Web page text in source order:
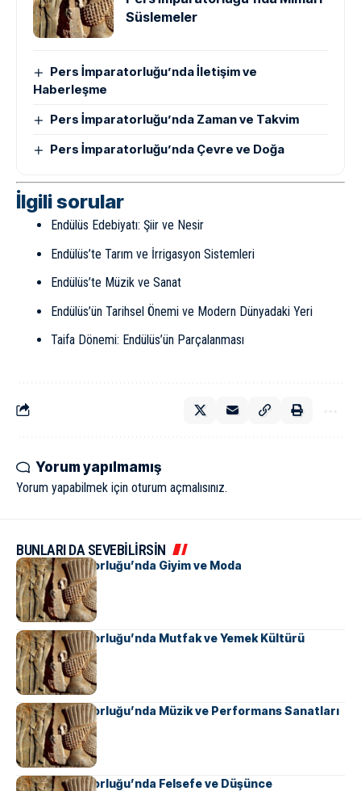
Süslemeler
Pers İmparatorluğu’nda İletişim ve
Haberleşme
Pers İmparatorluğu’nda Zaman ve Takvim
Pers İmparatorluğu’nda Çevre ve Doğa
İlgili sorular
Endülüs Edebiyatı: Şiir ve Nesir
Endülüs’te Tarım ve İrrigasyon Sistemleri
Endülüs’te Müzik ve Sanat
Endülüs’ün Tarihsel Önemi ve Modern Dünyadaki Yeri
Taifa Dönemi: Endülüs’ün Parçalanması
Yorum yapılmamış
Yorum yapabilmek için oturum açmalısınız.
BUNLARI DA SEVEBİLİRSİN
Pers İmparatorluğu’nda Giyim ve Moda
Pers İmparatorluğu’nda Mutfak ve Yemek Kültürü
Pers İmparatorluğu’nda Müzik ve Performans Sanatları
Pers İmparatorluğu’nda Felsefe ve Düşünce